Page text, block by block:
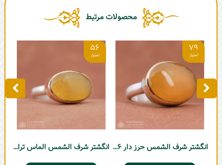
محصولات مرتبط
79
انگشتر شرف الشمس حرز دار D706
56
انگشتر شرف الشمس الماس تراش D710